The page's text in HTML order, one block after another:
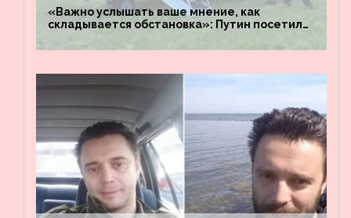
«Важно услышать ваше мнение, как
складывается обстановка»: Путин посетил
«Восток»